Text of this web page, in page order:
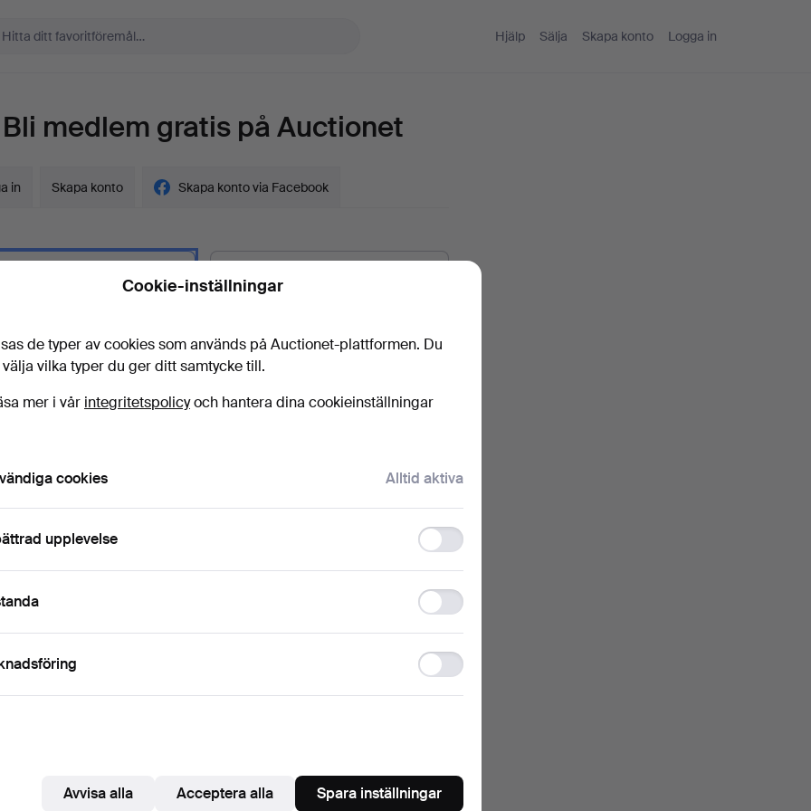
Hjälp Sälja Skapa konto Logga in
Bli medlem gratis på Auctionet
in Skapa konto Skapa konto via Facebook
på nyhetsbrev från Karljohan Auktioner. (frivilligt)
auktionskataloger, inbjudningar till evenemang och nyheter. Om du ångrar
är över 18 år och jag godkänner
köpvillkoren
att jag har tagit del avintegritetspolicyn.
Cookie-inställningar
de typer av cookies som används på Auctionet-plattformen. Du
välja vilka typer du ger ditt samtycke till.
mer i vår integritetspolicyoch hantera dina cookieinställningar
cookies Alltid aktiva
upplevelse
Functionality
storage
Statistics
storage
Ad
storage
Avvisa alla Acceptera alla Spara inställningar